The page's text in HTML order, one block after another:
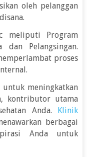
oleh pelanggan
meliputi Program
dan Pelangsingan.
proses
untuk meningkatkan
kontributor utama
Anda. Klinik
berbagai
Anda untuk